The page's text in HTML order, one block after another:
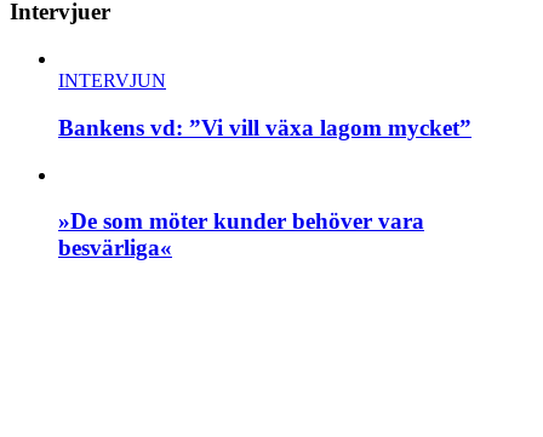
Intervjuer
INTERVJUN
Bankens vd: ”Vi vill växa lagom mycket”
»De som möter kunder behöver vara
besvärliga«